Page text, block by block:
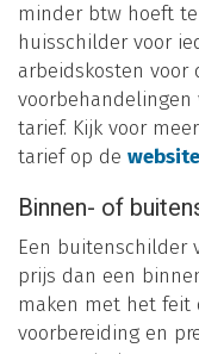
minder btw hoeft
huisschilder voor
arbeidskosten voor
tarief. Kijk voor
tarief op de
Binnen- of
Een buitenschilder
prijs dan een
maken met het
voorbereiding en